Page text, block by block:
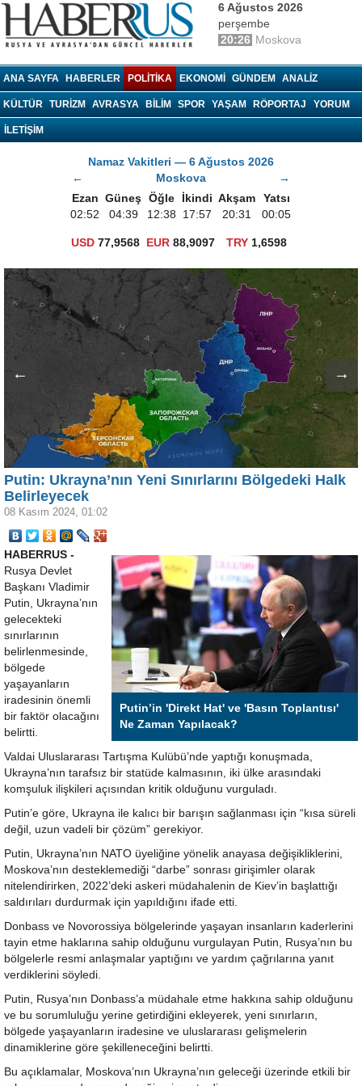
6 Ağustos 2026
perşembe
20:26 Moskova
ANA SAYFA HABERLER POLITIKA EKONOMI GÜNDEM ANALIZ
KÜLTÜR TURIZM AVRASYA BILIM SPOR YAŞAM RÖPORTAJ YORUM
İLETİŞİM
Namaz Vakitleri — 6 Ağustos 2026
←
Moskova
→
Ezan Güneş Öğle İkindi Akşam
Yatsı
02:52
04:39 12:38 17:57 20:31 00:05
USD 77,9568 EUR 88,9097 TRY1,6598
← →
Putin: Ukrayna’nın Yeni Sınırlarını Bölgedeki Halk
Belirleyecek
08 Kasım 2024, 01:02
Putin’in 'Direkt Hat' ve 'Basın Toplantısı'
Ne Zaman Yapılacak?
HABERRUS -
Rusya Devlet
Başkanı Vladimir
Putin, Ukrayna’nın
gelecekteki
sınırlarının
belirlenmesinde,
bölgede
yaşayanların
iradesinin önemli
bir faktör olacağını
belirtti.
Valdai Uluslararası Tartışma Kulübü’nde yaptığı konuşmada,
Ukrayna’nın tarafsız bir statüde kalmasının, iki ülke arasındaki
komşuluk ilişkileri açısından kritik olduğunu vurguladı.
Putin’e göre, Ukrayna ile kalıcı bir barışın sağlanması için “kısa süreli
değil, uzun vadeli bir çözüm” gerekiyor.
Putin, Ukrayna’nın NATO üyeliğine yönelik anayasa değişikliklerini,
Moskova’nın desteklemediği “darbe” sonrası girişimler olarak
nitelendirirken, 2022’deki askeri müdahalenin de Kiev’in başlattığı
saldırıları durdurmak için yapıldığını ifade etti.
Donbass ve Novorossiya bölgelerinde yaşayan insanların kaderlerini
tayin etme haklarına sahip olduğunu vurgulayan Putin, Rusya’nın bu
bölgelerle resmi anlaşmalar yaptığını ve yardım çağrılarına yanıt
verdiklerini söyledi.
Putin, Rusya’nın Donbass’a müdahale etme hakkına sahip olduğunu
ve bu sorumluluğu yerine getirdiğini ekleyerek, yeni sınırların,
bölgede yaşayanların iradesine ve uluslararası gelişmelerin
dinamiklerine göre şekilleneceğini belirtti.
Bu açıklamalar, Moskova’nın Ukrayna’nın geleceği üzerinde etkili bir